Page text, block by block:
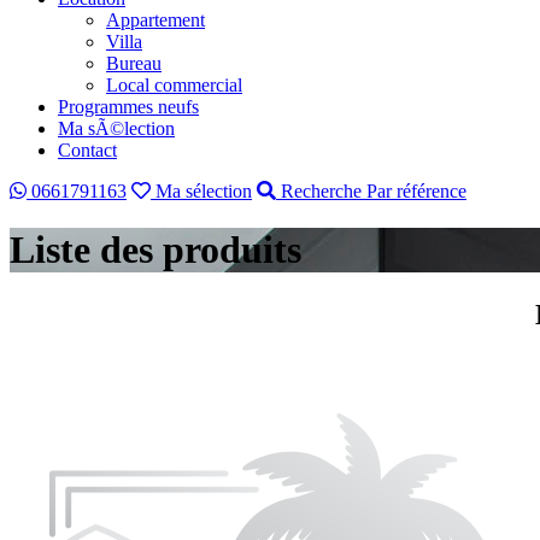
Appartement
Villa
Bureau
Local commercial
Programmes neufs
Ma sÃ©lection
Contact
0661791163
Ma sélection Recherche Par référence
Liste des produits